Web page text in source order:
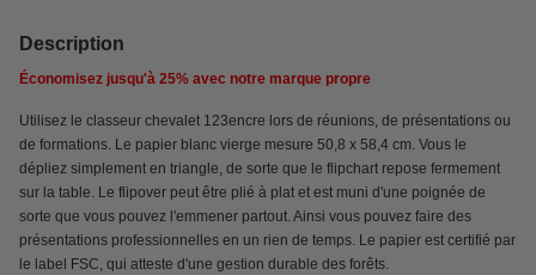
Description
Économisez jusqu'à 25% avec notre marque propre
Utilisez le classeur chevalet 123encre lors de réunions, de présentations ou
de formations. Le papier blanc vierge mesure 50,8 x 58,4 cm. Vous le
dépliez simplement en triangle, de sorte que le flipchart repose fermement
sur la table. Le flipover peut être plié à plat et est muni d'une poignée de
sorte que vous pouvez l'emmener partout. Ainsi vous pouvez faire des
présentations professionnelles en un rien de temps. Le papier est certifié par
le label FSC, qui atteste d'une gestion durable des forêts.